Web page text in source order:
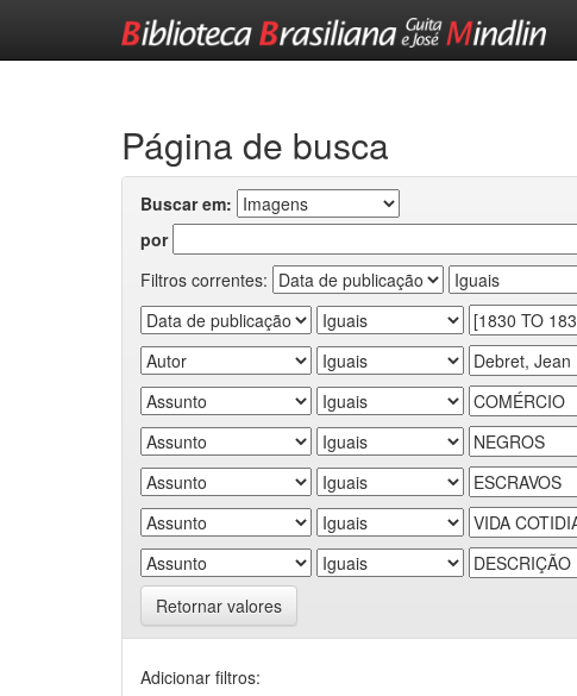
Página de busca
Buscar em:
por
Filtros correntes:
Retornar valores
Adicionar filtros: